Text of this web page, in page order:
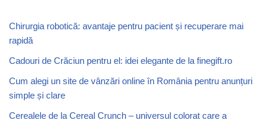
Chirurgia robotică: avantaje pentru pacient și recuperare mai
rapidă
Cadouri de Crăciun pentru el: idei elegante de la finegift.ro
Cum alegi un site de vânzări online în România pentru anunțuri
simple și clare
Cerealele de la Cereal Crunch – universul colorat care a